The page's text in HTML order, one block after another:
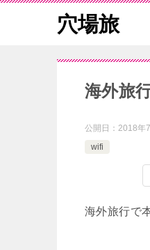
穴場旅
海外旅
公開日： 2018年
wifi
海外旅行で